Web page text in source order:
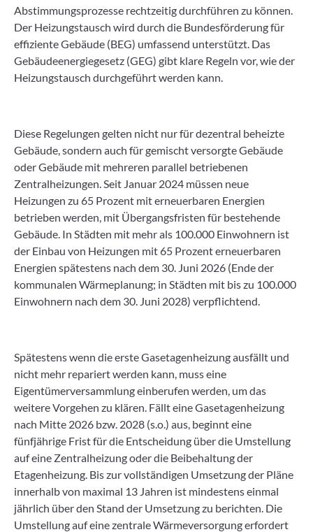
Abstimmungsprozesse rechtzeitig durchführen zu können.
Der Heizungstausch wird durch die Bundesförderung für
effiziente Gebäude (BEG) umfassend unterstützt. Das
Gebäudeenergiegesetz (GEG) gibt klare Regeln vor, wie der
Heizungstausch durchgeführt werden kann.
Diese Regelungen gelten nicht nur für dezentral beheizte
Gebäude, sondern auch für gemischt versorgte Gebäude
oder Gebäude mit mehreren parallel betriebenen
Zentralheizungen. Seit Januar 2024 müssen neue
Heizungen zu 65 Prozent mit erneuerbaren Energien
betrieben werden, mit Übergangsfristen für bestehende
Gebäude. In Städten mit mehr als 100.000 Einwohnern ist
der Einbau von Heizungen mit 65 Prozent erneuerbaren
Energien spätestens nach dem 30. Juni 2026 (Ende der
kommunalen Wärmeplanung; in Städten mit bis zu 100.000
Einwohnern nach dem 30. Juni 2028) verpflichtend.
Spätestens wenn die erste Gasetagenheizung ausfällt und
nicht mehr repariert werden kann, muss eine
Eigentümerversammlung einberufen werden, um das
weitere Vorgehen zu klären. Fällt eine Gasetagenheizung
nach Mitte 2026 bzw. 2028 (s.o.) aus, beginnt eine
fünfjährige Frist für die Entscheidung über die Umstellung
auf eine Zentralheizung oder die Beibehaltung der
Etagenheizung. Bis zur vollständigen Umsetzung der Pläne
innerhalb von maximal 13 Jahren ist mindestens einmal
jährlich über den Stand der Umsetzung zu berichten. Die
Umstellung auf eine zentrale Wärmeversorgung erfordert